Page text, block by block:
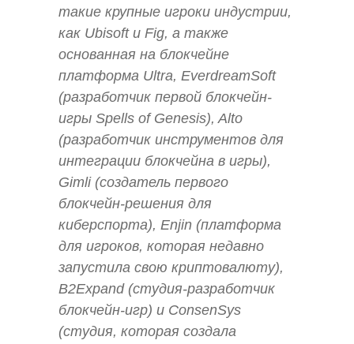
такие крупные игроки индустрии,
как Ubisoft и Fig, а также
основанная на блокчейне
платформа Ultra, EverdreamSoft
(разработчик первой блокчейн-
игры Spells of Genesis), Alto
(разработчик инструментов для
интеграции блокчейна в игры),
Gimli (создатель первого
блокчейн-решения для
киберспорта), Enjin (платформа
для игроков, которая недавно
запустила свою криптовалюту),
B2Expand (студия-разработчик
блокчейн-игр) и ConsenSys
(студия, которая создала